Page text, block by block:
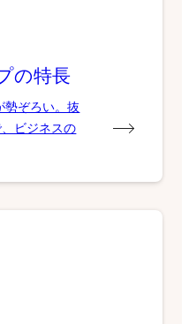
の特長
勢ぞろい。抜
ビジネスの